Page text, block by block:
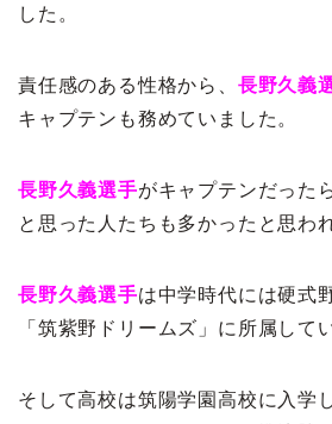
した。
責任感のある性格から、 長野久義
キャプテンも務めていました。
長野久義選手がキャプテンだった
と思った人たちも多かったと思わ
長野久義選手は中学時代には硬式
「筑紫野ドリームズ」に所属して
そして高校は筑陽学園高校に入学